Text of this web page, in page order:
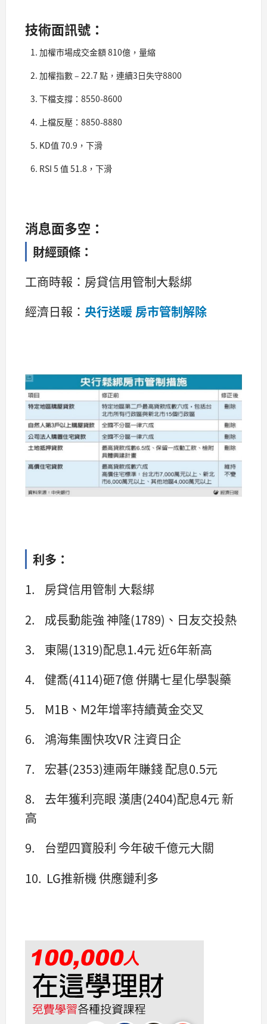
技術面訊號：
加權市場成交金額 810億，量縮
加權指數 – 22.7 點，連續3日失守8800
下檔支撐：8550-8600
上檔反壓：8850-8880
KD值 70.9，下滑
RSI 5 值 51.8，下滑
消息面多空：
財經頭條：
工商時報：房貸信用管制大鬆綁
經濟日報： 央行送暖 房市管制解除
利多：
1. 房貸信用管制 大鬆綁
2. 成長動能強 神隆(1789)、日友交投熱
3. 東陽(1319)配息1.4元 近6年新高
4. 健喬(4114)砸7億 併購七星化學製藥
5. M1B、M2年增率持續黃金交叉
6. 鴻海集團快攻VR 注資日企
7. 宏碁(2353)連兩年賺錢 配息0.5元
8. 去年獲利亮眼 漢唐(2404)配息4元 新
高
9. 台塑四寶股利 今年破千億元大關
10. LG推新機 供應鏈利多